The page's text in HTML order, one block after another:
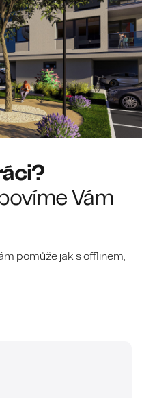
Vám
pomůže jak s offlinem,